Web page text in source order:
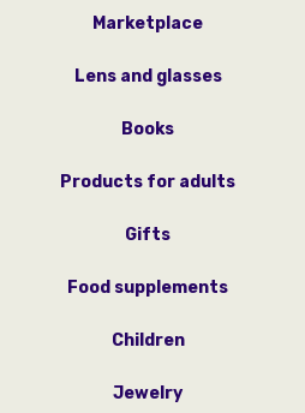
Marketplace
Lens and glasses
Books
Products for adults
Gifts
Food supplements
Children
Jewelry